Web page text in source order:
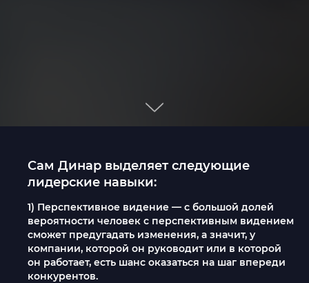
Сам Динар выделяет следующие
лидерские навыки:
1) Перспективное видение — с большой долей
вероятности человек с перспективным видением
сможет предугадать изменения, а значит, у
компании, которой он руководит или в которой
он работает, есть шанс оказаться на шаг впереди
конкурентов.